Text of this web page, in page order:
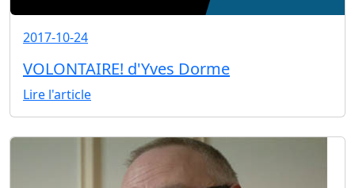
2017-10-24
VOLONTAIRE! d'Yves Dorme
Lire l'article